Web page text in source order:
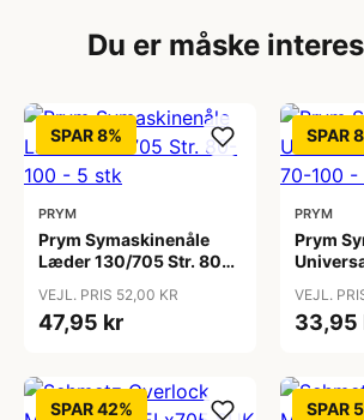
Du er måske
SPAR 8%
PRYM
Prym Symaskinenåle
Læder 130/705 Str. 80-
VEJL. PRIS 52,00 KR
47,95 kr
SPAR
PRYM
Prym
VEJL.
33,95
SPAR 42% SPAR